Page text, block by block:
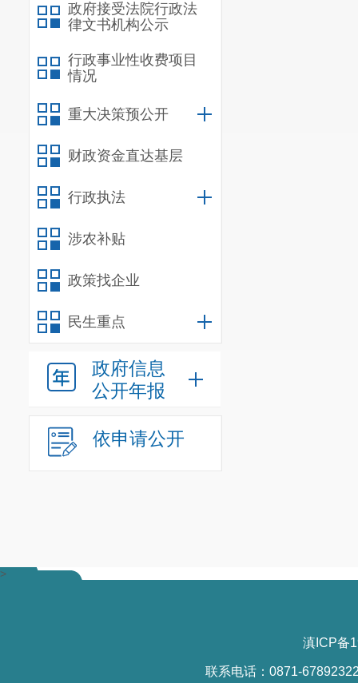
政府接受法院行政法
律文书机构公示
行政事业性收费项目
情况
重大决策预公开
财政资金直达基层
行政执法
涉农补贴
政策找企业
民生重点
政府信息
公开年报
依申请公开
>
滇ICP备
联系电话：0871-